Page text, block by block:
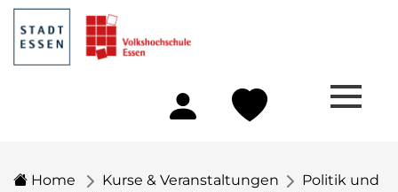
Home Kurse & Veranstaltungen
Politik und